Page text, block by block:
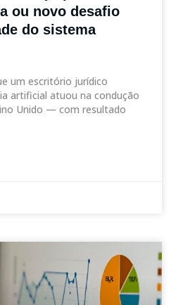
ou novo desafio
do sistema
um escritório jurídico
artificial atuou na condução
Unido — com resultado